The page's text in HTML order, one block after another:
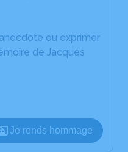
ou exprimer
de Jacques
Je rends hommage